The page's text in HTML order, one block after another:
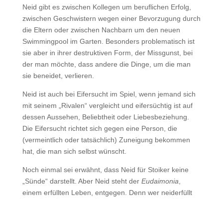
Neid gibt es zwischen Kollegen um beruflichen Erfolg,
zwischen Geschwistern wegen einer Bevorzugung durch
die Eltern oder zwischen Nachbarn um den neuen
Swimmingpool im Garten. Besonders problematisch ist
sie aber in ihrer destruktiven Form, der Missgunst, bei
der man möchte, dass andere die Dinge, um die man
sie beneidet, verlieren.
Neid ist auch bei Eifersucht im Spiel, wenn jemand sich
mit seinem „Rivalen“ vergleicht und eifersüchtig ist auf
dessen Aussehen, Beliebtheit oder Liebesbeziehung.
Die Eifersucht richtet sich gegen eine Person, die
(vermeintlich oder tatsächlich) Zuneigung bekommen
hat, die man sich selbst wünscht.
Noch einmal sei erwähnt, dass Neid für Stoiker keine
„Sünde“ darstellt. Aber Neid steht der Eudaimonia
einem erfüllten Leben, entgegen. Denn wer neiderfüllt